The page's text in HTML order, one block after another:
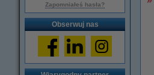
Zapomniałeś hasła?
Obserwuj nas